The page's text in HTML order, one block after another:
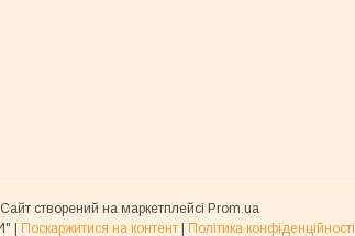
Сайт створений на маркетплейсі Prom.ua
Поскаржитися на контент
Політика конфіденційності